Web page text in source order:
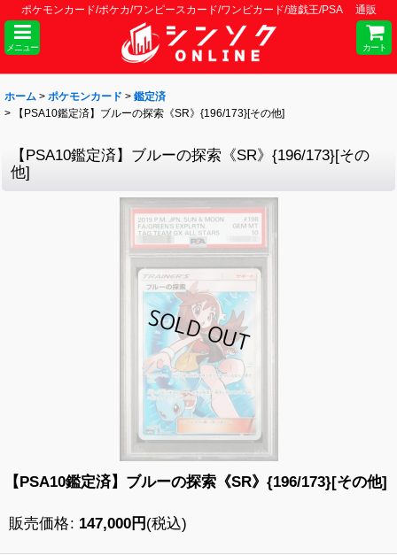
ポケモンカード/ポケカ/ワンピースカード/ワンピカード/遊戯王/PSA 通販
メニュー カート
ホーム > ポケモンカード > 鑑定済
>
【PSA10鑑定済】ブルーの探索《SR》{196/173}[その他]
【PSA10鑑定済】ブルーの探索《SR》{196/173}[その
他]
【PSA10鑑定済】ブルーの探索《SR》{196/173}[その他]
販売価格: 147,000円 (税込)